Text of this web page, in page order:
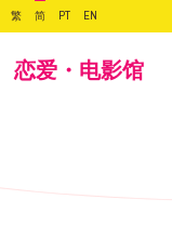
繁 简 PT EN
恋爱・电影馆